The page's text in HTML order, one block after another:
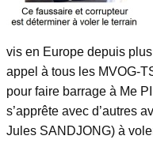
vis en Europe depuis
appel à tous les MVOG-
pour faire barrage à Me
s’apprête avec d’autres
Jules SANDJONG) à